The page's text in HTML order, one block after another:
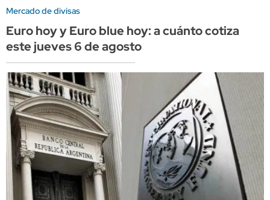
Mercado de divisas
Euro hoy y Euro blue hoy: a cuánto cotiza
este jueves 6 de agosto